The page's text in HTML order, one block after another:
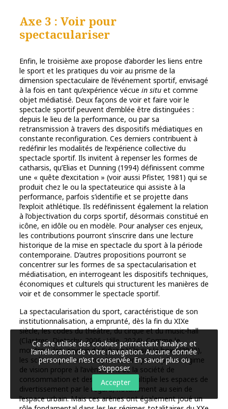
Axe 3 : Voir pour
spectaculariser
Enfin, le troisième axe propose d’aborder les liens entre
le sport et les pratiques du voir au prisme de la
dimension spectaculaire de l’événement sportif, envisagé
à la fois en tant qu’expérience vécue in situ et comme
objet médiatisé. Deux façons de voir et faire voir le
spectacle sportif peuvent d’emblée être distinguées :
depuis le lieu de la performance, ou par sa
retransmission à travers des dispositifs médiatiques en
constante reconfiguration. Ces derniers contribuent à
redéfinir les modalités de l’expérience collective du
spectacle sportif. Ils invitent à repenser les formes de
catharsis, qu’Elias et Dunning (1994) définissent comme
une « quête d’excitation » (voir aussi Pfister, 1981) qui se
produit chez le ou la spectateur.ice qui assiste à la
performance, parfois s’identifie et se projette dans
l’exploit athlétique. Ils redéfinissent également la relation
à l’objectivation du corps sportif, désormais constitué en
icône, en idôle ou en modèle. Pour analyser ces enjeux,
les contributions pourront s’inscrire dans une lecture
historique de la mise en spectacle du sport à la période
contemporaine. D’autres propositions pourront se
concentrer sur les formes de sa spectacularisation et
médiatisation, en interrogeant les dispositifs techniques,
économiques et culturels qui structurent les manières de
voir et de consommer le spectacle sportif.
La spectacularisation du sport, caractéristique de son
institutionnalisation, a emprunté, dès la fin du XIXe
siècle, les codes du théâtre, du cirque et du music-hall
(Clastres, Dietschy, 2006 ; Ville, 2024). Comme le
montrent les travaux de Sylvain Ville sur la boxe (2022),
les scènes sportives ont pleinement participé au régime
de vision propre à l’avènement de la société de
consommation et des loisirs, qui multiplie les espaces de
divertissement par le regard, notamment au sein de
l’espace urbain. Mais ces arènes ont également joué un
Ce site utilise des cookies permettant l’analyse et
l’amélioration de votre navigation. Aucune donnée
personnelle n’est conservée. En savoir plus ou
s’opposer.
Accepter